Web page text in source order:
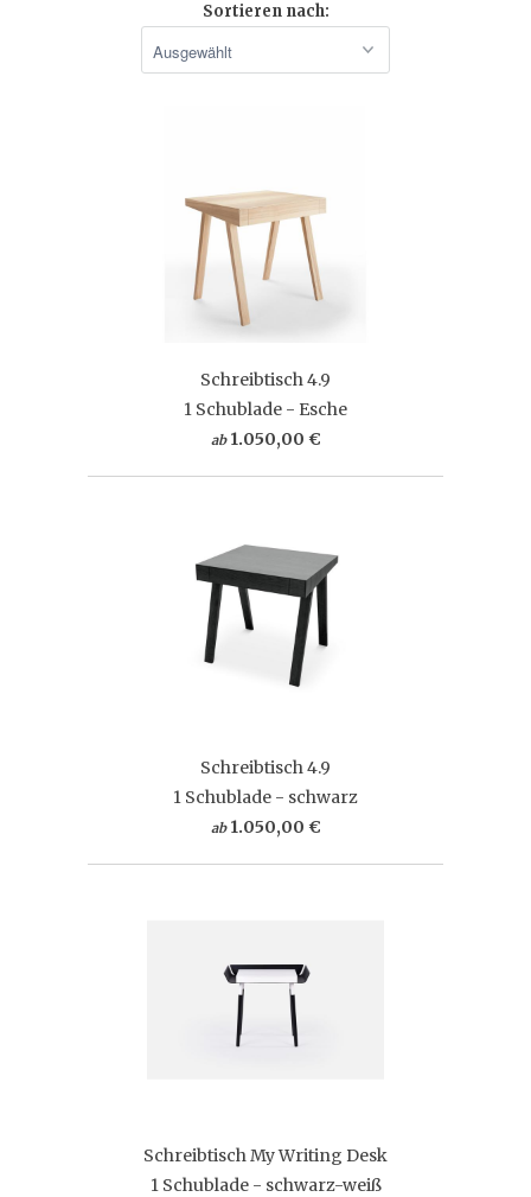
Sortieren nach:
Schreibtisch 4.9
1 Schublade - Esche
ab 1.050,00 €
Schreibtisch 4.9
1 Schublade - schwarz
ab 1.050,00 €
Schreibtisch My Writing Desk
1 Schublade - schwarz-weiß